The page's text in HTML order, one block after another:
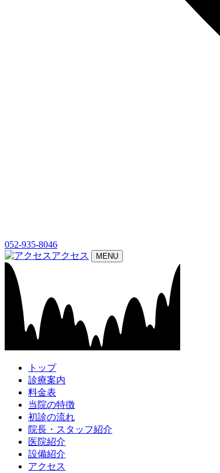
052-935-8046
アクセス
MENU
トップ
診療案内
料金表
当院の特徴
初診の流れ
院長・スタッフ紹介
医院紹介
設備紹介
アクセス